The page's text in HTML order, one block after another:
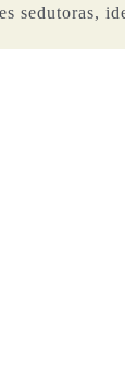
sedutoras,